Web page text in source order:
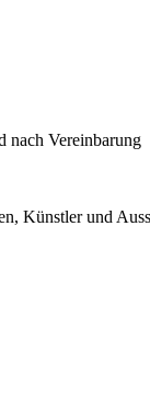
nach Vereinbarung
Künstler und